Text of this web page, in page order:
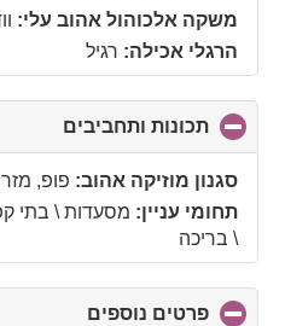
משקה אלכוהול אהוב עלי:
הרגלי אכילה: רגיל
תכונות ותחביבים
to
סגנון מוזיקה אהוב: פופ,
תחומי עניין: מסעדות \ בתי
\ בריכה
פרטים נוספים